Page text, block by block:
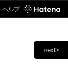
ヘルプ
next>